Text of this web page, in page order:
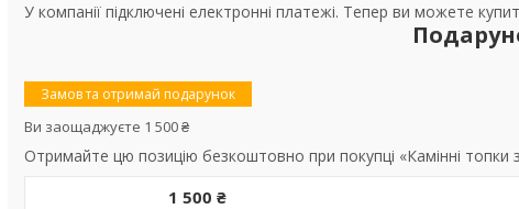
У компанії підключені електронні платежі. Тепер ви можете
Замов та отримай подарунок
Ви заощаджуєте 1 500 ₴
Отримайте цю позицію безкоштовно при покупці «Камінні топки
1 500 ₴